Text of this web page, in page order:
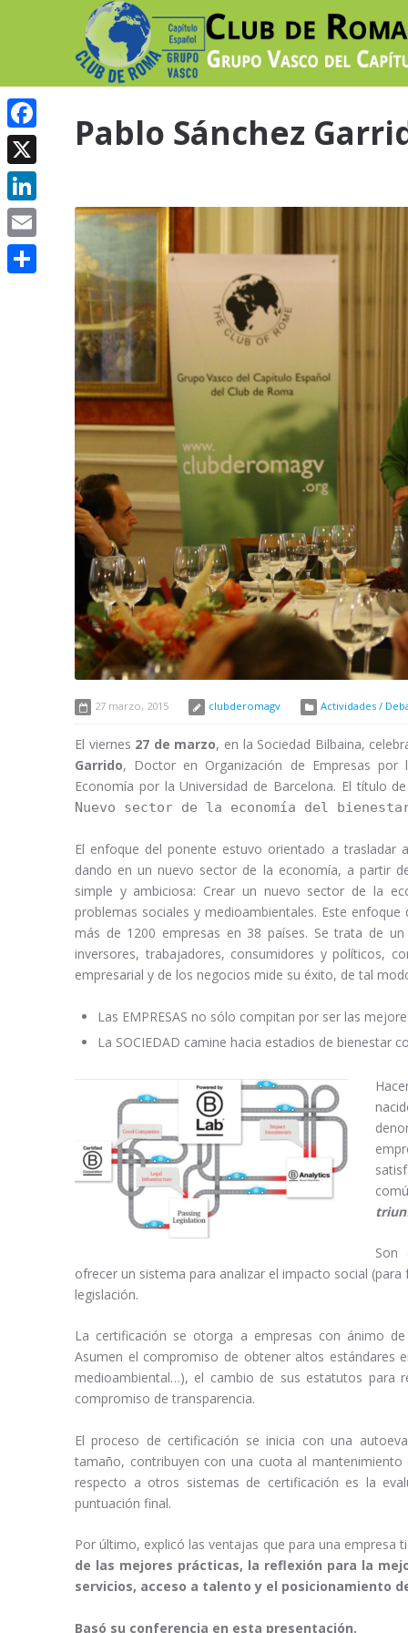
Pablo Sánchez
27 marzo, 2015 clubderomagv Actividades /
El viernes 27 de marzo, en la Sociedad Bilbaina,
Garrido, Doctor en Organización de Empresas por
Economía por la Universidad de Barcelona. El título
Nuevo sector de la economía del
El enfoque del ponente estuvo orientado a
dando en un nuevo sector de la economía, a partir
simple y ambiciosa: Crear un nuevo sector de la
problemas sociales y medioambientales. Este
más de 1200 empresas en 38 países. Se trata de
inversores, trabajadores, consumidores y políticos,
empresarial y de los negocios mide su éxito, de tal
Las EMPRESAS no sólo compitan por ser las
La SOCIEDAD camine hacia estadios de bienestar
Son
ofrecer un sistema para analizar el impacto social
legislación.
La certificación se otorga a empresas con ánimo
Asumen el compromiso de obtener altos estándares
medioambiental…), el cambio de sus estatutos para
compromiso de transparencia.
El proceso de certificación se inicia con una
tamaño, contribuyen con una cuota al
respecto a otros sistemas de certificación es la
puntuación final.
Por último, explicó las ventajas que para una empresa
de las mejores prácticas, la reflexión para la
servicios, acceso a talento y el posicionamiento
Basó su conferencia en esta presentación.
Facebook
X
LinkedIn
Email